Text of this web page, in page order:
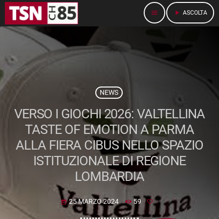
menu play_arrow ASCOLTA
NEWS
VERSO I GIOCHI 2026: VALTELLINA
TASTE OF EMOTION A PARMA
ALLA FIERA CIBUS NELLO SPAZIO
ISTITUZIONALE DI REGIONE
LOMBARDIA
today 25 MARZO 2024 59